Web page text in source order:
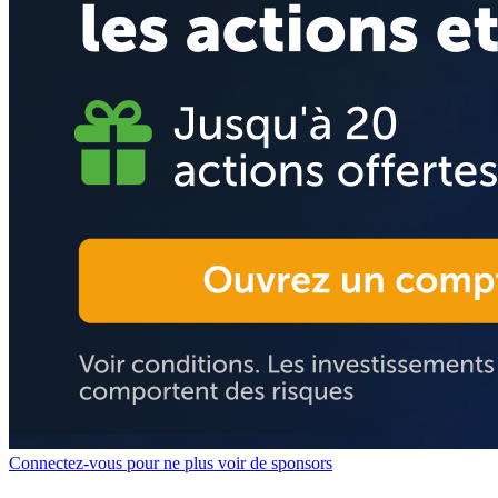
Connectez-vous pour ne plus voir de sponsors